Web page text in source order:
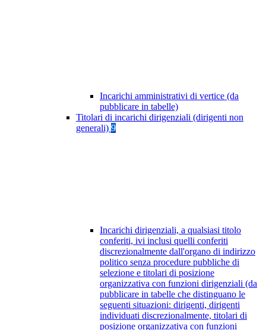
Incarichi amministrativi di vertice (da
pubblicare in tabelle)
Titolari di incarichi dirigenziali (dirigenti non
generali) 9
Incarichi dirigenziali, a qualsiasi titolo
conferiti, ivi inclusi quelli conferiti
discrezionalmente dall'organo di indirizzo
politico senza procedure pubbliche di
selezione e titolari di posizione
organizzativa con funzioni dirigenziali (da
pubblicare in tabelle che distinguano le
seguenti situazioni: dirigenti, dirigenti
individuati discrezionalmente, titolari di
posizione organizzativa con funzioni